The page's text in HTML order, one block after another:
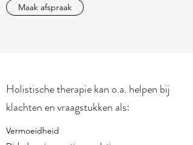
Maak afspraak
Holistische therapie kan o.a. helpen bij
klachten en vraagstukken als:
Vermoeidheid